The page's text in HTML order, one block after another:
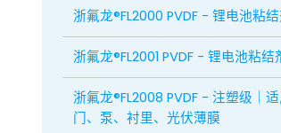
浙氟龙®FL2000 PVDF - 锂电池粘
浙氟龙®FL2001 PVDF - 锂电池粘结
浙氟龙®FL2008 PVDF - 注塑级｜
门、泵、衬里、光伏薄膜